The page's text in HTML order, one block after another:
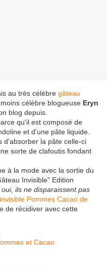
au très célèbre gâteau
célèbre blogueuse Eryn
blog depuis.
qu'il est composé de
et d'une pâte liquide.
d'absorber la pâte celle-ci
sorte de clafoutis fondant
à la mode avec la sortie du
Invisible" Edition
ils ne disparaissent pas
Pommes Cacao de
de récidiver avec cette